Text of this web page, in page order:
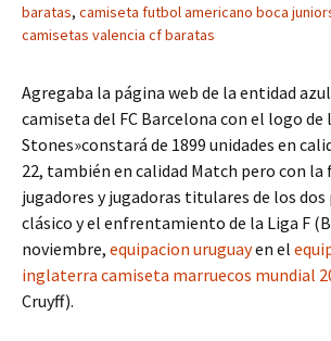
baratas, camiseta futbol americano boca
camisetas valencia cf baratas
Agregaba la página web de la entidad
camiseta del FC Barcelona con el logo
Stones»constará de 1899 unidades en
22, también en calidad Match pero con la
jugadores y jugadoras titulares de los
clásico y el enfrentamiento de la Liga F
noviembre, equipacion uruguayen el
inglaterra camiseta marruecos mundial
Cruyff).